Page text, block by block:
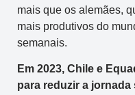
mais que os alemães,
mais produtivos do
semanais.
Em 2023, Chile e
para reduzir a jornada